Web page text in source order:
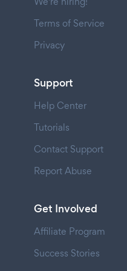
Terms of Service
Privacy
Support
Help Center
Tutorials
Contact Support
Report Abuse
Get Involved
Affiliate Program
Success Stories